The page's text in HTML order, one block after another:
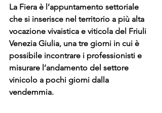
La Fiera è l’appuntamento settoriale
che si inserisce nel territorio a più alta
vocazione vivaistica e viticola del Friuli
Venezia Giulia, una tre giorni in cui è
possibile incontrare i professionisti e
misurare l’andamento del settore
vinicolo a pochi giorni dalla
vendemmia.